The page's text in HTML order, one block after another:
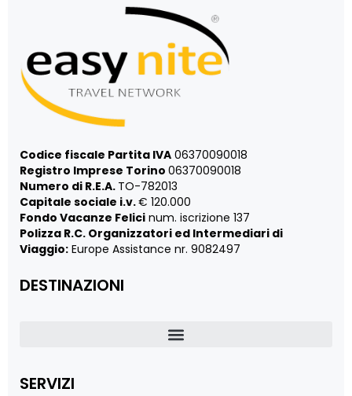
Codice fiscale Partita IVA 06370090018
Registro Imprese Torino 06370090018
Numero di R.E.A. TO-782013
Capitale sociale i.v.€ 120.000
Fondo Vacanze Felici num. iscrizione 137
Polizza R.C. Organizzatori ed Intermediari di
Viaggio: Europe Assistance nr. 9082497
DESTINAZIONI
SERVIZI